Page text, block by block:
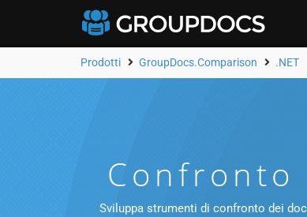
Prodotti GroupDocs.Comparison .NET
Confronto
Sviluppa strumenti di confronto dei